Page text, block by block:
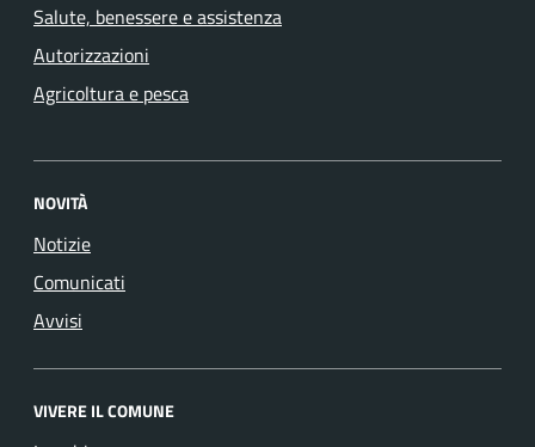
Salute, benessere e assistenza
Autorizzazioni
Agricoltura e pesca
NOVITÀ
Notizie
Comunicati
Avvisi
VIVERE IL COMUNE